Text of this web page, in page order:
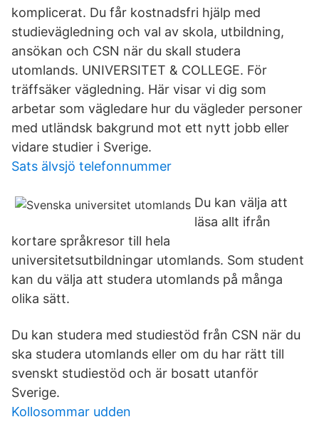
komplicerat. Du får kostnadsfri hjälp med
studievägledning och val av skola, utbildning,
ansökan och CSN när du skall studera
utomlands. UNIVERSITET & COLLEGE. För
träffsäker vägledning. Här visar vi dig som
arbetar som vägledare hur du vägleder personer
med utländsk bakgrund mot ett nytt jobb eller
vidare studier i Sverige.
Sats älvsjö telefonnummer
Du kan välja att
läsa allt ifrån
kortare språkresor till hela
universitetsutbildningar utomlands. Som student
kan du välja att studera utomlands på många
olika sätt.
Du kan studera med studiestöd från CSN när du
ska studera utomlands eller om du har rätt till
svenskt studiestöd och är bosatt utanför
Sverige.
Kollosommar udden